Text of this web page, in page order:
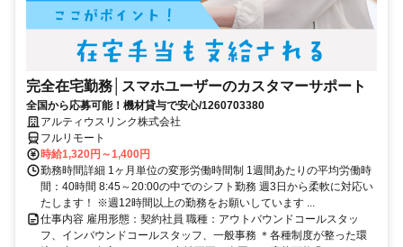
完全在宅勤務│スマホユーザーのカスタマーサポート
全国から応募可能！機材貸与で安心/1260703380
アルティウスリンク株式会社
フルリモート
時給1,320円～1,400円
勤務時間詳細 1ヶ月単位の変形労働時間制 1週間あたりの平均労働時
間：40時間 8:45～20:00の中でのシフト勤務 週3日から柔軟に対応い
たします！ ※週12時間以上の勤務をお願いしています ...
仕事内容 雇用形態：契約社員 職種：アウトバウンドコールスタッ
フ、インバウンドコールスタッフ、一般事務 ＊各種制度が整った環